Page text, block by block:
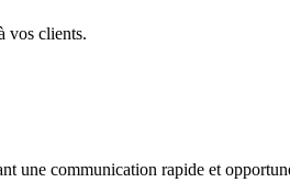
vos clients.
une communication rapide et